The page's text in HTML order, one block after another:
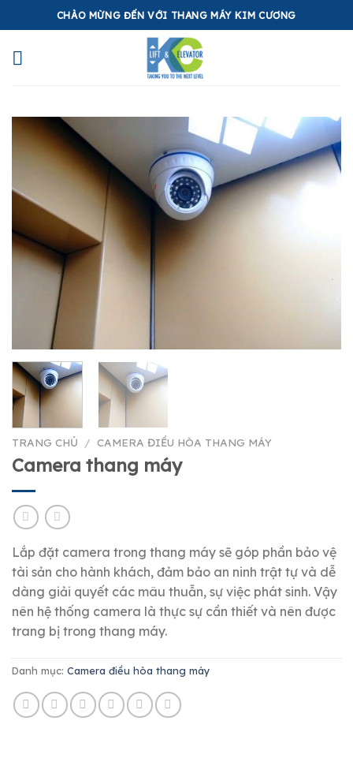
to
content
CHÀO MỪNG ĐẾN VỚI THANG MÁY KIM CƯƠNG
TRANG CHỦ / CAMERA ĐIỀU HÒA THANG MÁY
Camera thang máy
Lắp đặt camera trong thang máy sẽ góp phần bảo vệ
tài sản cho hành khách, đảm bảo an ninh trật tự và dễ
dàng giải quyết các mâu thuẫn, sự việc phát sinh. Vậy
nên hệ thống camera là thực sự cần thiết và nên được
trang bị trong thang máy.
Danh mục: Camera điều hòa thang máy